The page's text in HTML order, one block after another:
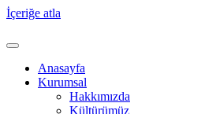
İçeriğe atla
Anasayfa
Kurumsal
Hakkımızda
Kültürümüz